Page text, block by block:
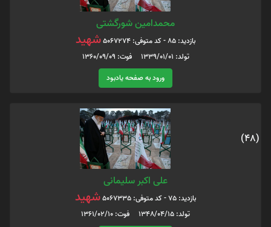
محمدامین شورگشتی
بازدید: 85 - کد متوفی: 5067274 شهید
تولد: 1339/01/01 فوت: 1360/09/09
ورود به صفحه یادبود
(48)
علی اکبر سلیمانی
بازدید: 75 - کد متوفی: 5067335 شهید
تولد: 1348/04/15 فوت: 1361/02/10